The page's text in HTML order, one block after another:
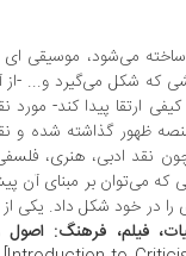
می‌شود، موسیقی ای
که شکل می‌گیرد و... -
ارتقا پیدا کند- مورد
ظهور گذاشته شده
نقد ادبی، هنری،
‌می‌توان بر مبنای آن
در خود شکل داد. یکی
فیلم، فرهنگ: